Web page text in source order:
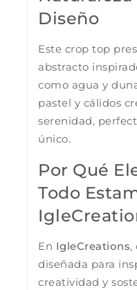
Diseño
Este crop top
abstracto
como agua y
pastel y cálidos
serenidad,
único.
Por Qué
Todo
En IgleCreations,
diseñada para
creatividad y